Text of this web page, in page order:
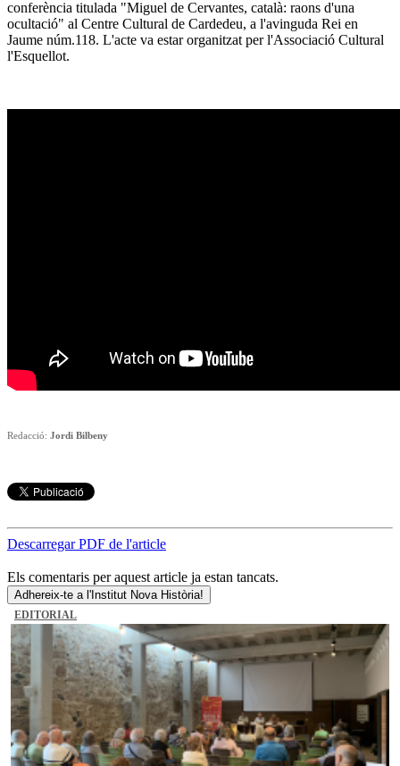
conferència titulada "Miguel de Cervantes, català: raons d'una
ocultació" al Centre Cultural de Cardedeu, a l'avinguda Rei en
Jaume núm.118. L'acte va estar organitzat per l'Associació Cultural
l'Esquellot.
Redacció: Jordi Bilbeny
Descarregar PDF de l'article
Els comentaris per aquest article ja estan tancats.
Adhereix-te a l'Institut Nova Història!
EDITORIAL